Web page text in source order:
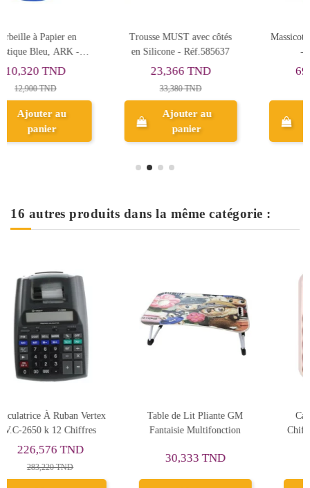
Massicot Precise Cut Maped
- Réf.894110
Classeur À Levier
Dos 80mm EXPERT
16 autres produits dans la même catégorie :
GM
Calculatrice Solaire 12
Chiffres Grand Ecran LCD
Bouteille D'encre
Epson EcoTank 103/